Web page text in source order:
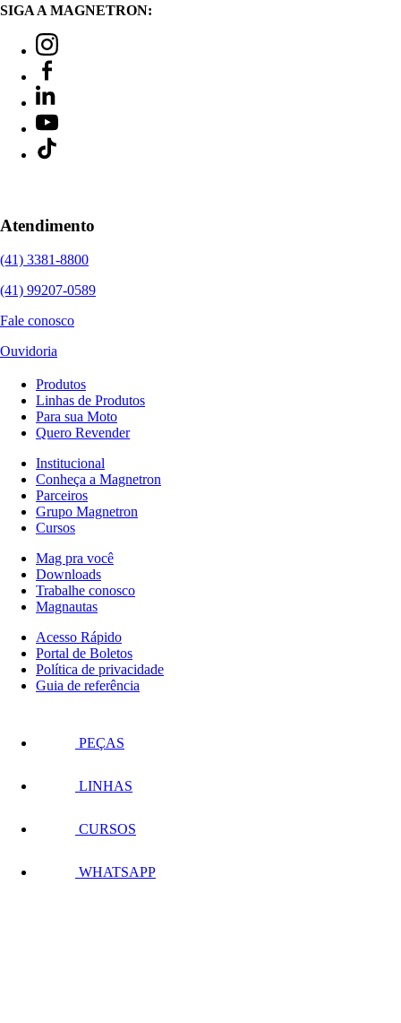
SIGA A MAGNETRON:
Atendimento
(41) 3381-8800
(41) 99207-0589
Fale conosco
Ouvidoria
Produtos
Linhas de Produtos
Para sua Moto
Quero Revender
Institucional
Conheça a Magnetron
Parceiros
Grupo Magnetron
Cursos
Mag pra você
Downloads
Trabalhe conosco
Magnautas
Acesso Rápido
Portal de Boletos
Política de privacidade
Guia de referência
PEÇAS
LINHAS
CURSOS
WHATSAPP